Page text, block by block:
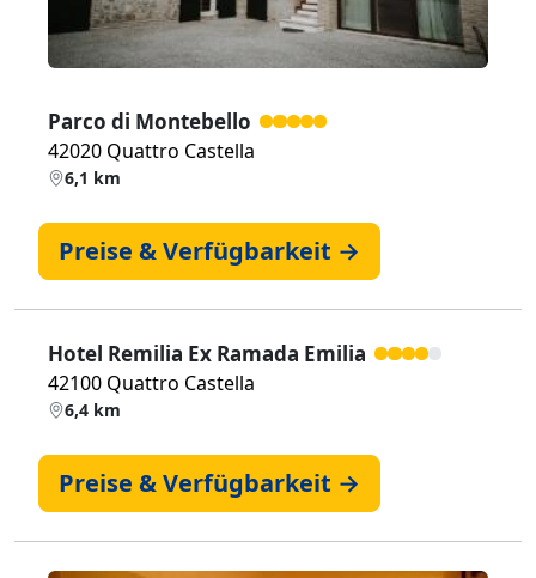
Parco di Montebello
42020 Quattro Castella
6,1 km
Preise & Verfügbarkeit →
Hotel Remilia Ex Ramada Emilia
42100 Quattro Castella
6,4 km
Preise & Verfügbarkeit →